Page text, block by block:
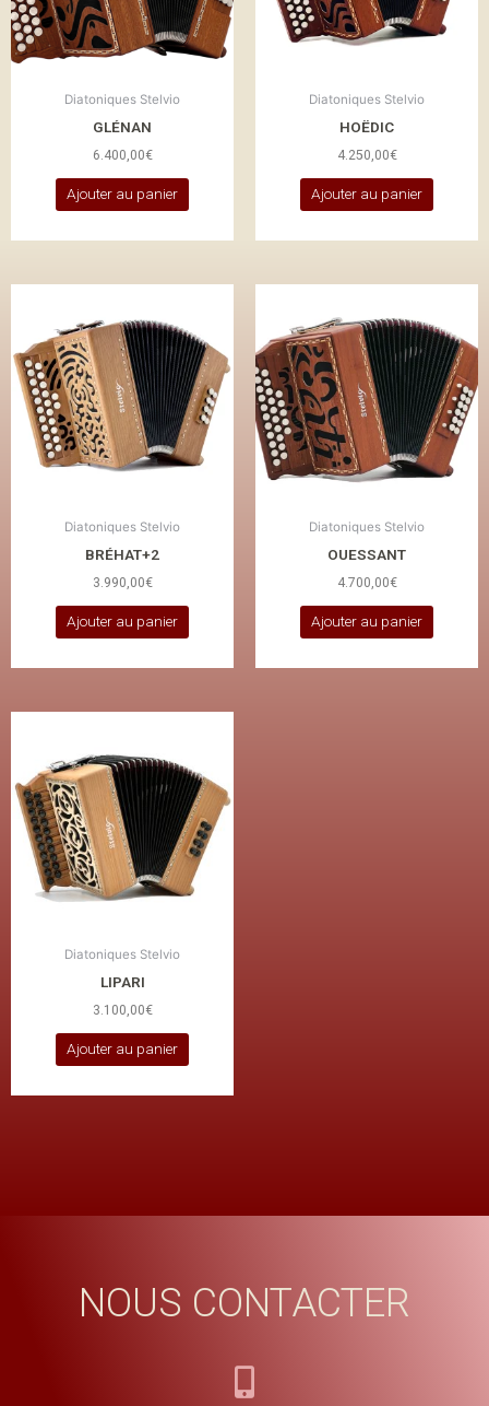
Diatoniques Stelvio
GLÉNAN
6.400,00€
Ajouter au panier
Diatoniques Stelvio
HOËDIC
4.250,00€
Ajouter au panier
Diatoniques Stelvio
BRÉHAT+2
3.990,00€
Ajouter au panier
Diatoniques Stelvio
OUESSANT
4.700,00€
Ajouter au panier
Diatoniques Stelvio
LIPARI
3.100,00€
Ajouter au panier
NOUS CONTACTER